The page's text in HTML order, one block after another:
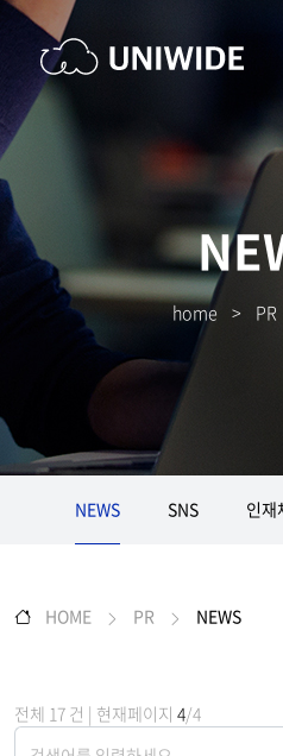
home > PR
NEWS SNS 인재
HOME PR NEWS
전체 17 건 | 현재페이지 4/4